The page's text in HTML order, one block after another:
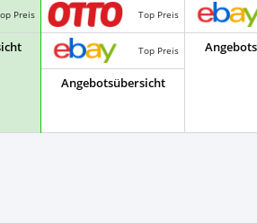
Preis Top Preis
Top Preis
Angebotsübersicht